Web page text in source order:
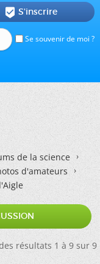
Se souvenir de moi ?
 S'inscrire
de la science
d'amateurs
résultats 1 à 9 sur 9